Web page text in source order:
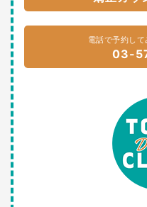
電話で予約して
03-